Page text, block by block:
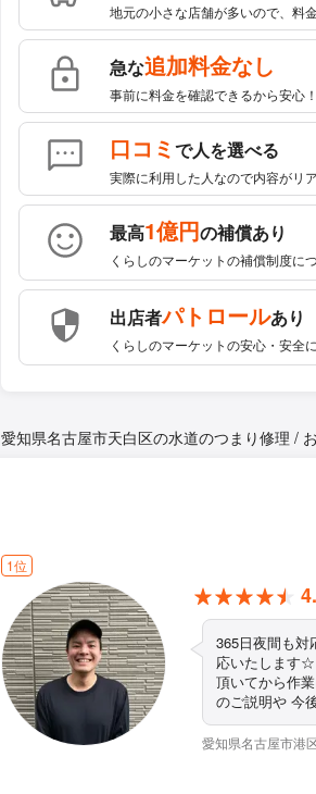
地元の小さな店舗が多いので、料
急な追加料金なし
事前に料金を確認できるから安心！
口コミで人を選べる
実際に利用した人なので内容がリ
最高1億円の補償あり
くらしのマーケットの補償制度に
出店者パトロールあり
くらしのマーケットの安心・安全
愛知県名古屋市天白区の水道のつまり修理 /
1位
365日夜間も対
応いたします☆ 作業前にご料金をお伝えし ご
頂いてから作業に入り
のご説明や 今
伝えしております☆ まずは一度お問
さい♪
愛知県名古屋市港